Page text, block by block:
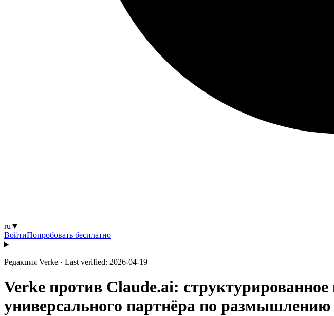
ru ▼
ВойтиПопробовать бесплатно
Редакция Verke · Last verified: 2026-04-19
Verke против Claude.ai:
универсального партнёра по размышлению